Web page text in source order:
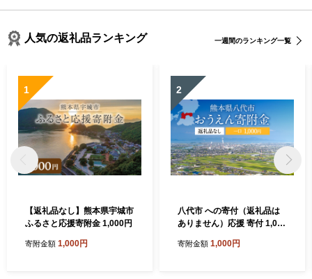
人気の返礼品ランキング 一週間のランキング一覧
1
【返礼品なし】熊本県宇城市
ふるさと応援寄附金 1,000円
寄附金額 1,000円
2
八代市 への寄付（返礼品は
ありません）応援 寄付 1,000
寄附金額 1,000円